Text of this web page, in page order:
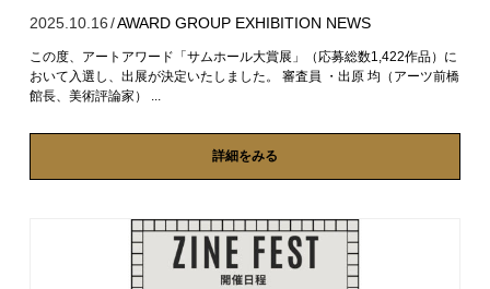
2025.10.16 /AWARD GROUP EXHIBITION NEWS
この度、アートアワード「サムホール大賞展」（応募総数1,422作品）に
おいて入選し、出展が決定いたしました。 審査員 ・出原 均（アーツ前橋
館長、美術評論家） ...
詳細をみる